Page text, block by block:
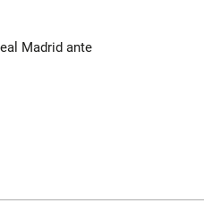
Madrid ante